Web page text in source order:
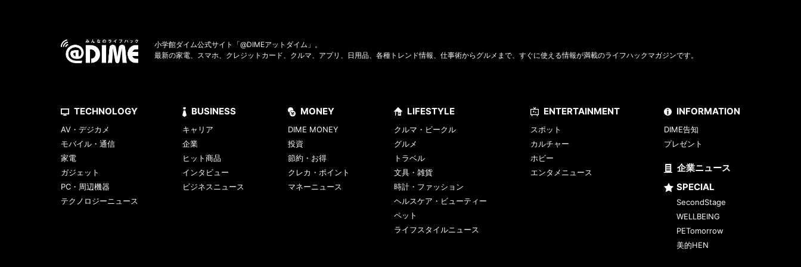
小学館ダイム公式サイト「@DIMEアットダイム」。
最新の家電、スマホ、クレジットカード、クルマ、アプリ、日用品、各種トレンド情報、仕事術からグルメまで、すぐに使える情報が満載のライフハックマガジンです。
TECHNOLOGY
AV・デジカメ
モバイル・通信
家電
ガジェット
PC・周辺機器
テクノロジーニュース
BUSINESS
キャリア
企業
ヒット商品
インタビュー
ビジネスニュース
MONEY
DIME MONEY
投資
節約・お得
クレカ・ポイント
マネーニュース
LIFESTYLE
クルマ・ビークル
グルメ
トラベル
文具・雑貨
時計・ファッション
ヘルスケア・ビューティー
ペット
ライフスタイルニュース
ENTERTAINMENT
スポット
カルチャー
ホビー
エンタメニュース
INFORMATION
DIME告知
プレゼント
企業ニュース
SPECIAL
SecondStage
WELLBEING
PETomorrow
美的HEN